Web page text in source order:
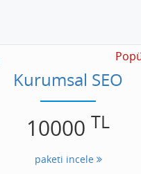
Kurumsal SEO
10000 TL
paketi incele